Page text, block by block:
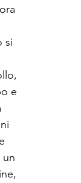
si
e
un